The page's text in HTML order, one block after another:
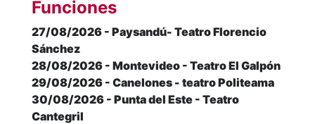
Funciones
27/08/2026 - Paysandú- Teatro Florencio
Sánchez
28/08/2026 - Montevideo - Teatro El Galpón
29/08/2026 - Canelones - teatro Politeama
30/08/2026 - Punta del Este - Teatro
Cantegril